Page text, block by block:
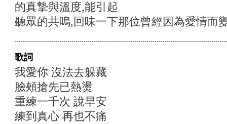
的真摯與溫度,能引起
聽眾的共嗚,回味一下那位曾經因為愛情而
歌詞
我愛你 沒法去躲藏
臉頰搶先已熱燙
重練一千次 說早安
練到真心 再也不痛